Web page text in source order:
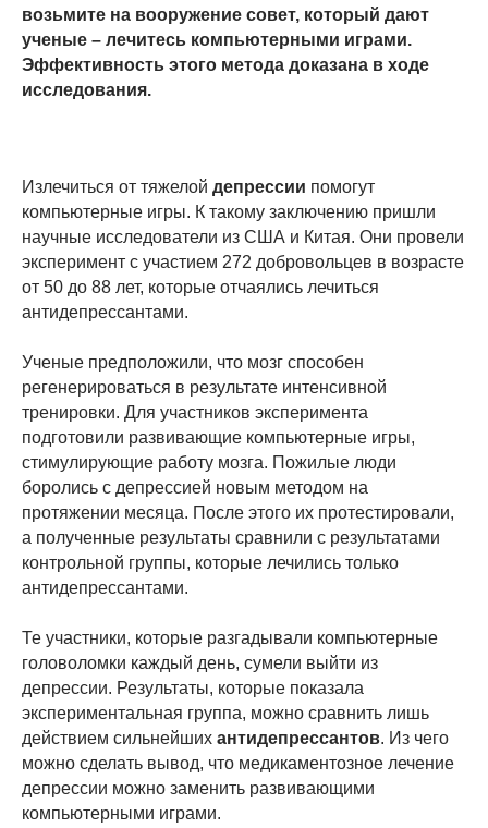
возьмите на вооружение совет, который дают
ученые – лечитесь компьютерными играми.
Эффективность этого метода доказана в ходе
исследования.
Излечиться от тяжелой депрессии помогут
компьютерные игры. К такому заключению пришли
научные исследователи из США и Китая. Они провели
эксперимент с участием 272 добровольцев в возрасте
от 50 до 88 лет, которые отчаялись лечиться
антидепрессантами.
Ученые предположили, что мозг способен
регенерироваться в результате интенсивной
тренировки. Для участников эксперимента
подготовили развивающие компьютерные игры,
стимулирующие работу мозга. Пожилые люди
боролись с депрессией новым методом на
протяжении месяца. После этого их протестировали,
а полученные результаты сравнили с результатами
контрольной группы, которые лечились только
антидепрессантами.
Те участники, которые разгадывали компьютерные
головоломки каждый день, сумели выйти из
депрессии. Результаты, которые показала
экспериментальная группа, можно сравнить лишь
действием сильнейших антидепрессантов. Из чего
можно сделать вывод, что медикаментозное лечение
депрессии можно заменить развивающими
компьютерными играми.